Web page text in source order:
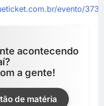
evento/
acontecendo
a gente!
de matéria